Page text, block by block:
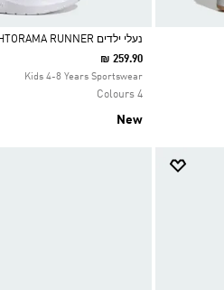
Selected
נעלי ילדים LIGHTORAMA RUNNER
₪ 259.90
Kids 4-8 Years Sportswear
4 Colours
New